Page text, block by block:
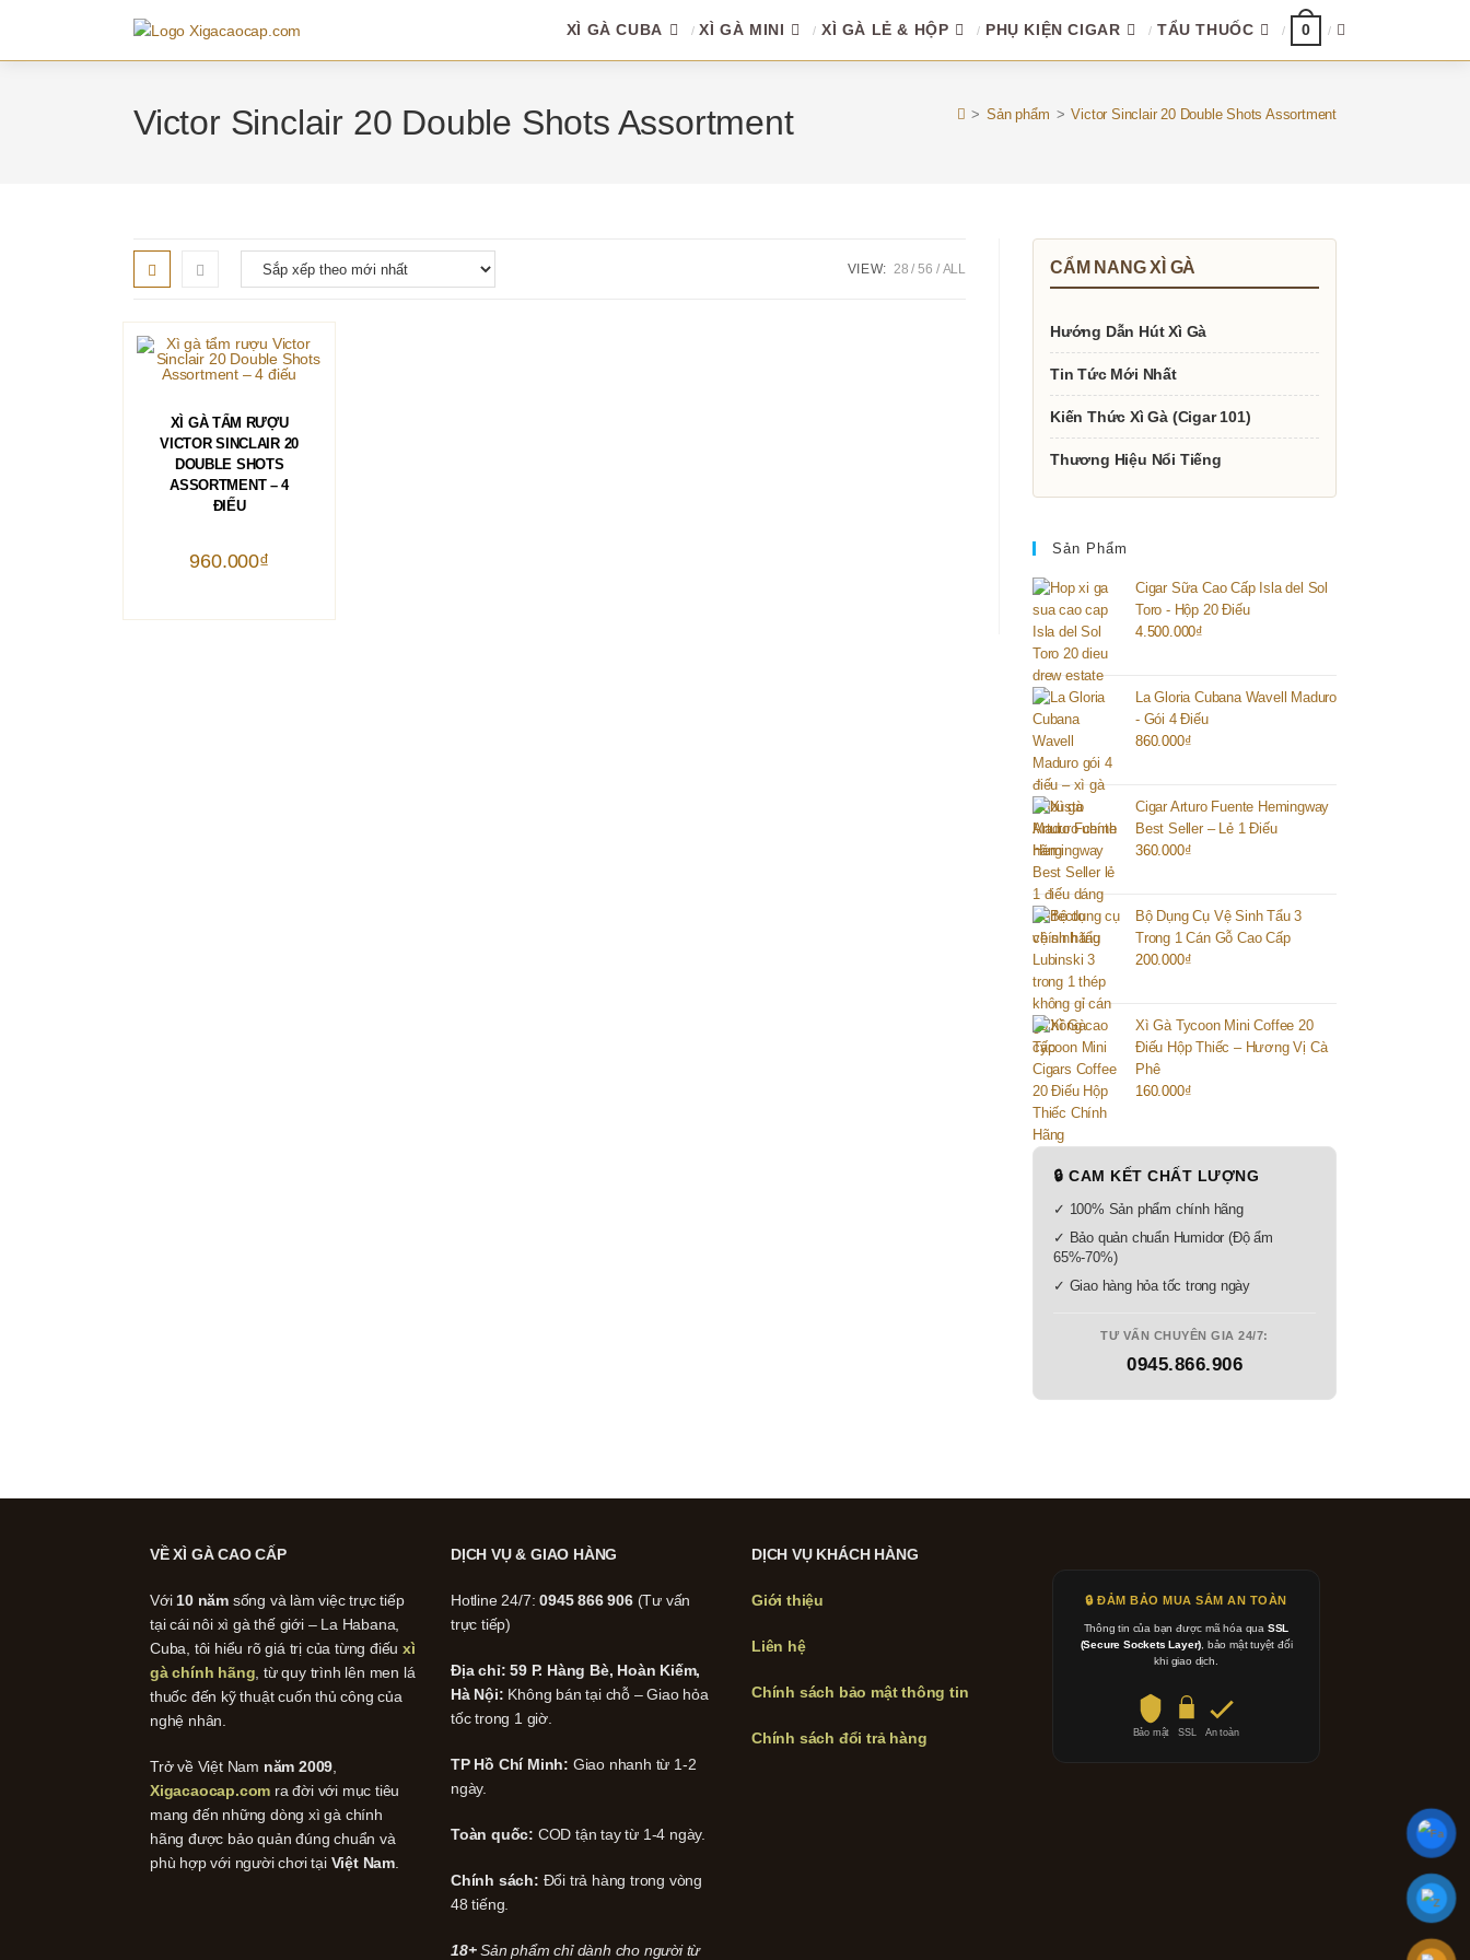
content
XÌ GÀ CUBA XÌ GÀ MINI XÌ GÀ LẺ & HỘP PHỤ KIỆN CIGAR TẨU THUỐC 0 TOGGLE
Victor Sinclair 20 Double Shots Assortment > Sản phẩm > Victor Sinclair 20 Double Shots Assortment
VIEW: 28 56 ALL
THÊM VÀO GIỎ HÀNG
XÌ GÀ TẨM RƯỢU
VICTOR SINCLAIR 20
DOUBLE SHOTS
ASSORTMENT – 4
ĐIẾU
960.000₫
CẨM NANG XÌ GÀ
Hướng Dẫn Hút Xì Gà
Tin Tức Mới Nhất
Kiến Thức Xì Gà (Cigar 101)
Thương Hiệu Nổi Tiếng
Sản Phẩm
Cigar Sữa Cao Cấp Isla del Sol
Toro - Hộp 20 Điếu
4.500.000₫
La Gloria Cubana Wavell Maduro
- Gói 4 Điếu
860.000₫
Cigar Arturo Fuente Hemingway
Best Seller – Lẻ 1 Điếu
360.000₫
Bộ Dụng Cụ Vệ Sinh Tẩu 3
Trong 1 Cán Gỗ Cao Cấp
200.000₫
Xì Gà Tycoon Mini Coffee 20
Điếu Hộp Thiếc – Hương Vị Cà
Phê
160.000₫
🔒 CAM KẾT CHẤT LƯỢNG
✓ 100% Sản phẩm chính hãng
✓ Bảo quản chuẩn Humidor (Độ ẩm
65%-70%)
✓ Giao hàng hỏa tốc trong ngày
TƯ VẤN CHUYÊN GIA 24/7:
0945.866.906
VỀ XÌ GÀ CAO CẤP
Với 10 năm sống và làm việc trực tiếp
tại cái nôi xì gà thế giới – La Habana,
Cuba, tôi hiểu rõ giá trị của từng điếuxì
gà chính hãng , từ quy trình lên men lá
thuốc đến kỹ thuật cuốn thủ công của
nghệ nhân.
Trở về Việt Nam năm 2009
Xigacaocap.com ra đời với mục tiêu
mang đến những dòng xì gà chính
hãng được bảo quản đúng chuẩn và
phù hợp với người chơi tại Việt Nam
DỊCH VỤ & GIAO HÀNG
Hotline 24/7:0945 866 906(Tư vấn
trực tiếp)
Địa chỉ: 59 P. Hàng Bè, Hoàn Kiếm,
Hà Nội: Không bán tại chỗ – Giao hỏa
tốc trong 1 giờ.
TP Hồ Chí Minh: Giao nhanh từ 1-2
ngày.
Toàn quốc: COD tận tay từ 1-4 ngày.
Chính sách: Đổi trả hàng trong vòng
48 tiếng.
18+Sản phẩm chỉ dành cho người từ
DỊCH VỤ KHÁCH HÀNG
Giới thiệu
Liên hệ
Chính sách bảo mật thông tin
Chính sách đổi trả hàng
🔒 ĐẢM BẢO MUA SẮM AN TOÀN
Thông tin của bạn được mã hóa qua SSL
(Secure Sockets Layer) , bảo mật tuyệt đối
khi giao dịch.
Bảo mật SSL An toàn